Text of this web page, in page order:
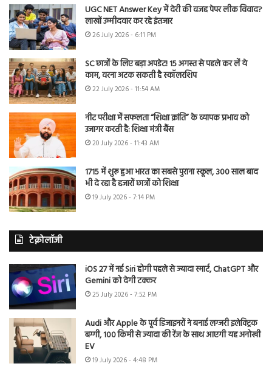
UGC NET Answer Key में देरी की वजह पेपर लीक विवाद?
लाखों उम्मीदवार कर रहे इंतजार
26 July 2026 - 6:11 PM
SC छात्रों के लिए बड़ा अपडेट! 15 अगस्त से पहले कर लें ये
काम, वरना अटक सकती है स्कॉलरशिप
22 July 2026 - 11:54 AM
नीट परीक्षा में सफलता “शिक्षा क्रांति” के व्यापक प्रभाव को
उजागर करती है: शिक्षा मंत्री बैंस
20 July 2026 - 11:43 AM
1715 में शुरू हुआ भारत का सबसे पुराना स्कूल, 300 साल बाद
भी दे रहा है हजारों छात्रों को शिक्षा
19 July 2026 - 7:14 PM
टेक्नोलॉजी
iOS 27 में नई Siri होगी पहले से ज्यादा स्मार्ट, ChatGPT और
Gemini को देगी टक्कर
25 July 2026 - 7:52 PM
Audi और Apple के पूर्व डिजाइनरों ने बनाई लग्जरी इलेक्ट्रिक
बग्गी, 100 किमी से ज्यादा की रेंज के साथ आएगी यह अनोखी
EV
19 July 2026 - 4:48 PM